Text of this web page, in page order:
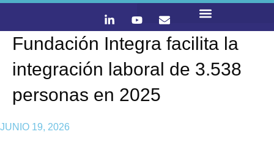
Fundación Integra facilita la
integración laboral de 3.538
personas en 2025
JUNIO 19, 2026